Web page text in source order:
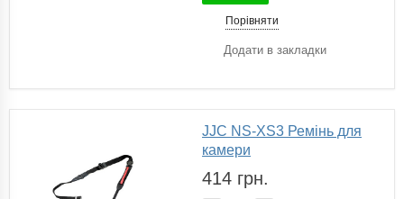
Порівняти
Додати в закладки
JJC NS-XS3 Ремінь для
камери
414 грн.